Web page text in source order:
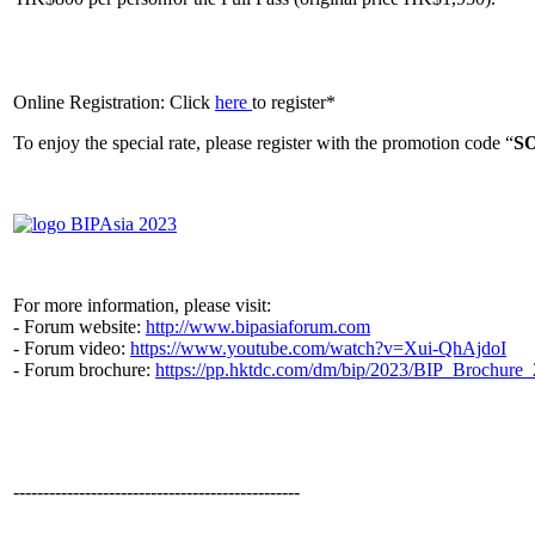
Online Registration: Click here to register*
To enjoy the special rate, please register with the promotion code “
For more information, please visit:
- Forum website: http://www.bipasiaforum.com
- Forum video: https://www.youtube.com/watch?v=Xui-QhAjdoI
- Forum brochure: https://pp.hktdc.com/dm/bip/2023/
------------------------------------------------